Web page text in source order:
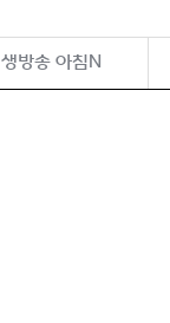
시청자 FLEX
특집프로그램
생방송 아침N